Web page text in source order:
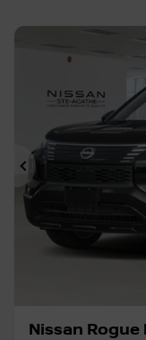
Précédent
Nissan